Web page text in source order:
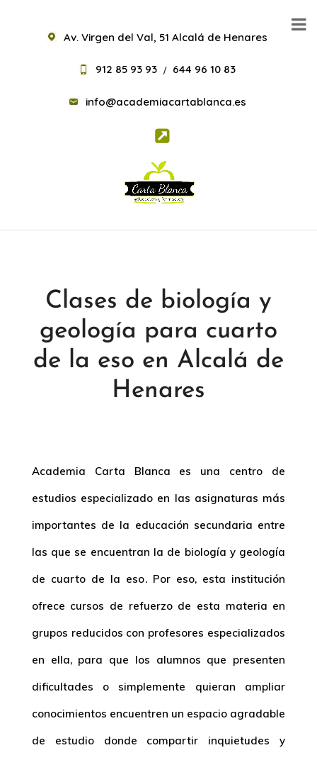
Av. Virgen del Val, 51 Alcalá de Henares
912 85 93 93 / 644 96 10 83
info@academiacartablanca.es
Clases de biología y
geología para cuarto
de la eso en Alcalá de
Henares
Academia Carta Blanca es una centro de
estudios especializado en las asignaturas más
importantes de la educación secundaria entre
las que se encuentran la de biología y geología
de cuarto de la eso. Por eso, esta institución
ofrece cursos de refuerzo de esta materia en
grupos reducidos con profesores especializados
en ella, para que los alumnos que presenten
dificultades o simplemente quieran ampliar
conocimientos encuentren un espacio agradable
de estudio donde compartir inquietudes y